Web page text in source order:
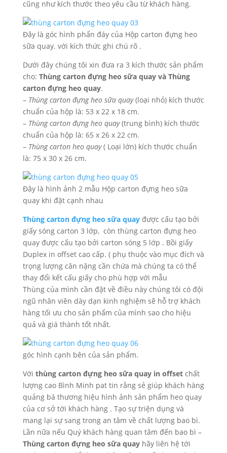
cũng như kích thước theo yêu cầu từ khách hàng.
Đây là góc hình phẩn đáy của Hộp carton đựng heo
sữa quay. với kích thức ghi chú rõ .
Dưới đây chúng tôi xin đưa ra 3 kích thước sản phẩm
cho: Thùng carton đựng heo sữa quay và Thùng
carton đựng heo quay.
– Thùng carton đựng heo sữa quay(loại nhỏ) kích thước
chuẩn của hộp là: 53 x 22 x 18 cm.
– Thùng carton đựng heo quay(trung bình) kích thước
chuẩn của hộp là: 65 x 26 x 22 cm.
– Thùng carton heo quay( Loại lớn) kích thước chuẩn
là: 75 x 30 x 26 cm.
Đây là hình ảnh 2 mẫu Hộp carton đựng heo sữa
quay khi đặt cạnh nhau
Thùng carton đựng heo sữa quayđược cấu tạo bởi
giấy sóng carton 3 lớp, còn thùng carton đựng heo
quay được cấu tạo bởi carton sóng 5 lớp . Bồi giấy
Duplex in offset cao cấp. ( phụ thuộc vào mục đích và
trọng lượng cân nặng cần chứa mà chúng ta có thể
thay đổi kết cấu giấy cho phù hợp với mẫu
Thùng của mình cần đặt về điều này chúng tôi có đội
ngũ nhân viên dày dạn kinh nghiệm sẽ hỗ trợ khách
hàng tối ưu cho sản phẩm của mình sao cho hiệu
quả và giá thành tốt nhất.
góc hình cạnh bên của sản phẩm.
Với thùng carton đựng heo sữa quay in offsetchất
lượng cao Bình Minh pat tin rằng sẻ giúp khách hàng
quảng bá thương hiệu hình ảnh sản phẩm heo quay
của cơ sở tới khách hàng . Tạo sự triện dụng và
mang lại sự sang trong an tâm về chất lượng bao bì.
Lần nữa nếu Quý khách hàng quan tâm đến bao bì –
Thùng carton đựng heo sữa quayhãy liên hệ tới